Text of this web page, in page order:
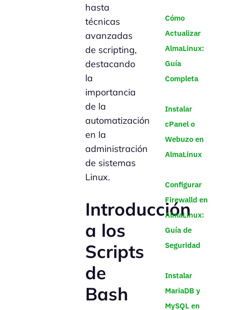
hasta
técnicas
avanzadas
de scripting,
destacando
la
importancia
de la
automatización
en la
administración
de sistemas
Linux.
Introducción
a los
Scripts
de
Bash
Cómo
Actualizar
AlmaLinux:
Guía
Completa
Instalar
cPanel o
Webuzo en
AlmaLinux
Configurar
Firewalld en
AlmaLinux:
Guía de
Seguridad
Instalar
MariaDB y
MySQL en